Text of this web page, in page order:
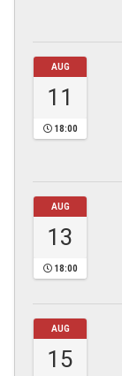
AUG
11
18:00
AUG
13
18:00
AUG
15